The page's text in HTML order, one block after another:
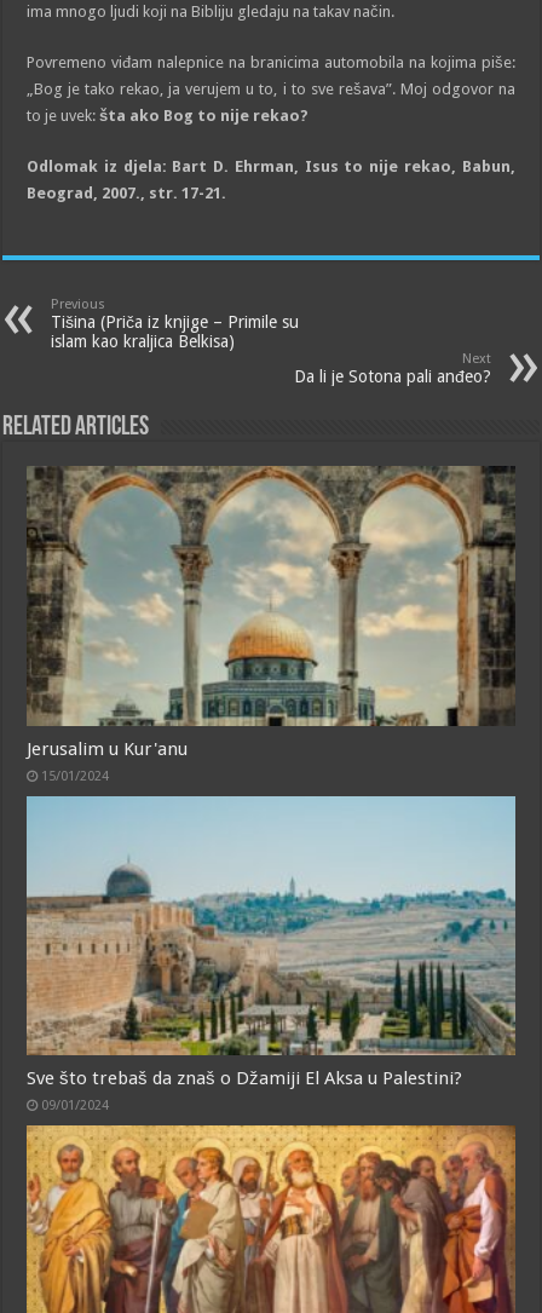
ima mnogo ljudi koji na Bibliju gledaju na takav način.
Povremeno viđam nalepnice na branicima automobila na kojima piše:
„Bog je tako rekao, ja verujem u to, i to sve rešava”. Moj odgovor na
to je uvek:šta ako Bog to nije rekao?
Odlomak iz djela: Bart D. Ehrman, Isus to nije rekao, Babun,
Beograd, 2007., str. 17-21.
Previous
Tišina (Priča iz knjige – Primile su
islam kao kraljica Belkisa)
Next
Da li je Sotona pali anđeo?
Related Articles
Jerusalim u Kur'anu
15/01/2024
Sve što trebaš da znaš o Džamiji El Aksa u Palestini?
09/01/2024